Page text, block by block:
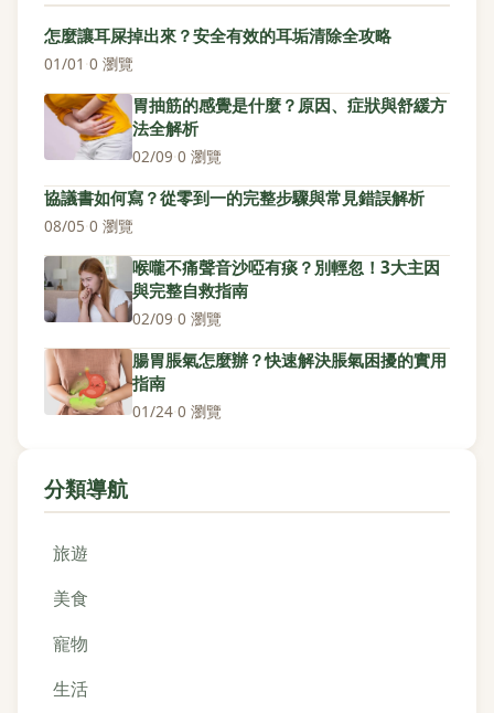
怎麼讓耳屎掉出來？安全有效的耳垢清除全攻略
01/01 ·0 瀏覽
胃抽筋的感覺是什麼？原因、症狀與舒緩方
法全解析
02/09·0 瀏覽
協議書如何寫？從零到一的完整步驟與常見錯誤解析
08/05·0 瀏覽
喉嚨不痛聲音沙啞有痰？別輕忽！3大主因
與完整自救指南
02/09·0 瀏覽
腸胃脹氣怎麼辦？快速解決脹氣困擾的實用
指南
01/24·0 瀏覽
分類導航
旅遊
美食
寵物
生活